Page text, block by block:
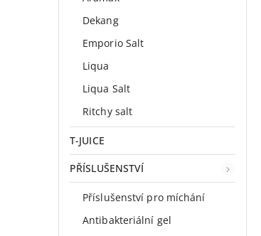
Dekang
Emporio Salt
Liqua
Liqua Salt
Ritchy salt
T-JUICE
PŘÍSLUŠENSTVÍ
Příslušenství pro míchání
Antibakteriální gel